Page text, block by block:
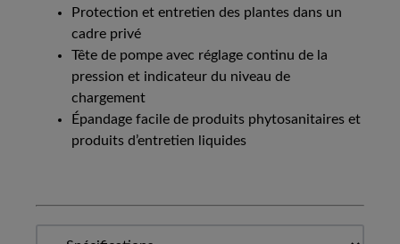
Protection et entretien des plantes dans un
cadre privé
Tête de pompe avec réglage continu de la
pression et indicateur du niveau de
chargement
Épandage facile de produits phytosanitaires et
produits d’entretien liquides